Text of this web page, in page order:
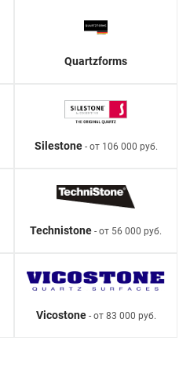
Quartzforms
Silestone- от 106 000 руб.
Technistone - от 56 000 руб.
Vicostone- от 83 000 руб.